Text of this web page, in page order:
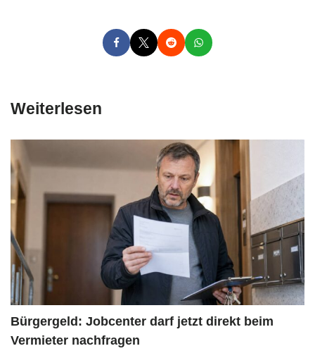
Weiterlesen
Bürgergeld: Jobcenter darf jetzt direkt beim
Vermieter nachfragen